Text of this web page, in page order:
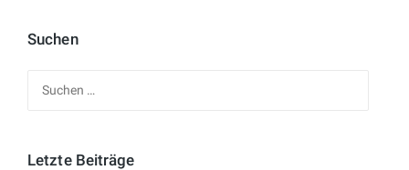
Suchen
Letzte Beiträge